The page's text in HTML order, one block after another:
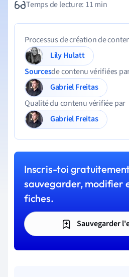
Temps de lecture: 11 min
Processus de création de
Lily Hulatt
Sourcesde contenu vérifiées
Gabriel Freitas
Qualité du contenu vérifiée par
Gabriel Freitas
Inscris-toi
sauvegarder, modifier
fiches.
Sauvegarder